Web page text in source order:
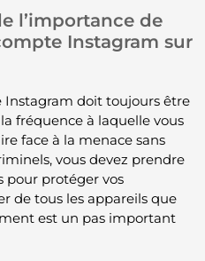
l’importance de
Instagram sur
Instagram doit toujours être
fréquence à laquelle vous
face à la menace sans
vous devez prendre
pour protéger vos
de tous les appareils que
est un pas important